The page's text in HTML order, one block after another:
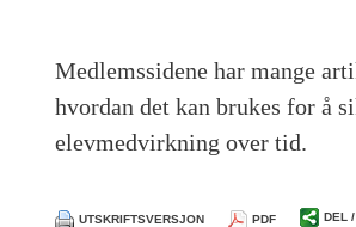
Medlemssidene har mange
hvordan det kan brukes for å
elevmedvirkning over tid.
UTSKRIFTSVERSJON PDF DEL